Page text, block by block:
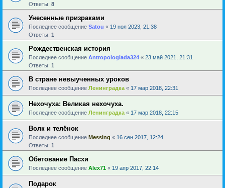
Ответы: 8
Унесенные призраками
Последнее сообщение Satou « 19 ноя 2023, 21:38
Ответы: 1
Рождественская история
Последнее сообщение Antropologiada324 « 23 май 2021, 21:31
Ответы: 1
В стране невыученных уроков
Последнее сообщение Ленинградка « 17 мар 2018, 22:31
Нехочуха: Великая нехочуха.
Последнее сообщение Ленинградка « 17 мар 2018, 22:15
Волк и телёнок
Последнее сообщение Messing « 16 сен 2017, 12:24
Ответы: 1
Обетование Пасхи
Последнее сообщение Alex71 « 19 апр 2017, 22:14
Подарок